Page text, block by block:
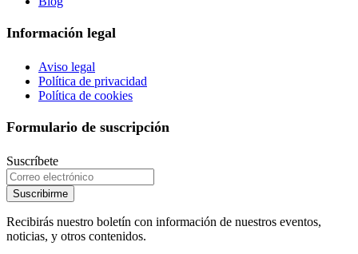
Información legal
Aviso legal
Política de privacidad
Política de cookies
Formulario de suscripción
Suscríbete
Suscribirme
Recibirás nuestro boletín con información de nuestros eventos,
noticias, y otros contenidos.